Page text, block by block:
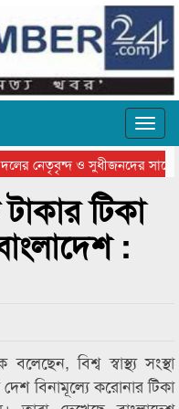
নেতৃবৃন্দ ও সুধীজনদের সাথে
গ্রুপ থিয়েটারটিকা
:
বলেছেন, বিশ্ব স্বাস্থ্য সংস্থা
বিনামূল্যে করোনার টিকা